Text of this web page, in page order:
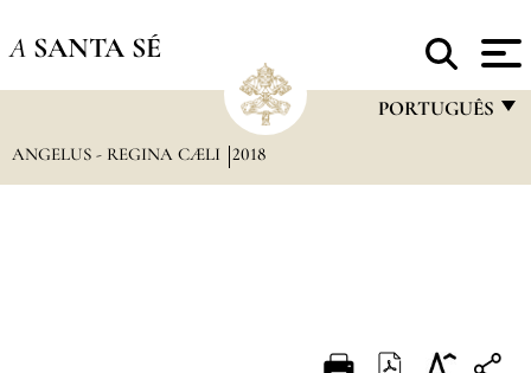
A SANTA SÉ
PORTUGUÊS
ANGELUS - REGINA CÆLI 2018